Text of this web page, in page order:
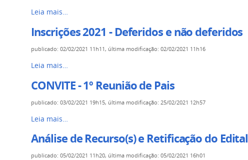
Leia mais…
Inscrições 2021 - Deferidos e não deferidos
publicado:02/02/2021 11h11, última modificação:02/02/2021 11h16
Leia mais…
CONVITE - 1º Reunião de Pais
publicado:03/02/2021 19h15, última modificação: 25/02/2021 12h57
Leia mais…
Análise de Recurso(s) e Retificação do Edital
publicado:05/02/2021 11h20, última modificação:05/02/2021 16h01